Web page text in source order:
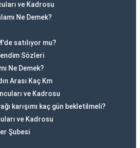
ve Kadrosu
Ne Demek?
satılıyor mu?
Sözleri
Ne Demek?
Arası Kaç Km
ve Kadrosu
karışımı kaç gün bekletilmeli?
ve Kadrosu
Şubesi